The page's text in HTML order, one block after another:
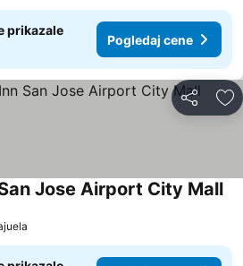
prikazale
Pogledaj cene
Deli
Jose Airport City Mall